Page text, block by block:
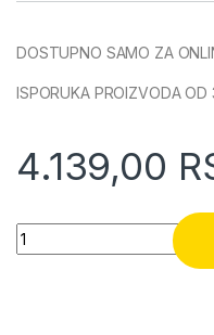
DOSTUPNO SAMO ZA
ISPORUKA PROIZVODA
4.139,00
Ključ podesivi Tolsen